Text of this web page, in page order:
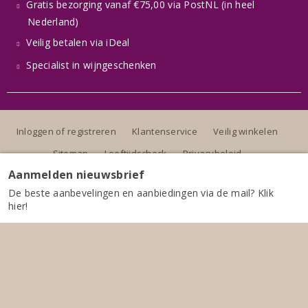
Gratis bezorging vanaf €75,00 via PostNL (in heel
Nederland)
Veilig betalen via iDeal
Specialist in wijngeschenken
Inloggen of registreren Klantenservice
Veilig winkelen
Sitemap
Leeftijdscheck Privacybeleid
Aanmelden nieuwsbrief
De beste aanbevelingen en aanbiedingen via de mail? Klik
hier!